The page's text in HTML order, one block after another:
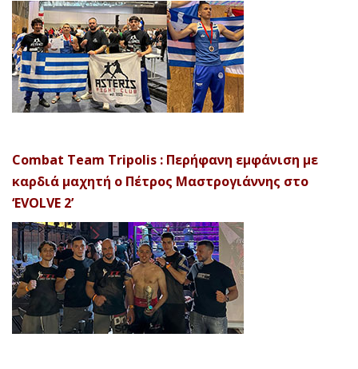
Combat Team Tripolis : Περήφανη εμφάνιση με
καρδιά μαχητή ο Πέτρος Μαστρογιάννης στο
‘EVOLVE 2’